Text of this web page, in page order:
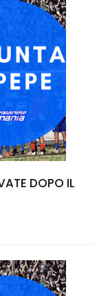
DOPO IL